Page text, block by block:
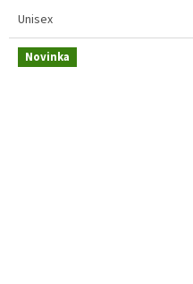
Unisex
Novinka